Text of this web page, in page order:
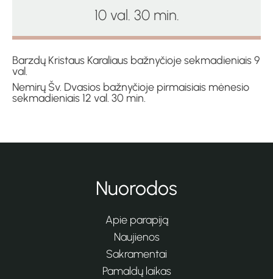
10 val. 30 min.
Barzdų Kristaus Karaliaus bažnyčioje sekmadieniais 9
val.
Nemirų Šv. Dvasios bažnyčioje pirmaisiais mėnesio
sekmadieniais 12 val. 30 min.
Nuorodos
Apie parapiją
Naujienos
Sakramentai
Pamaldų laikas